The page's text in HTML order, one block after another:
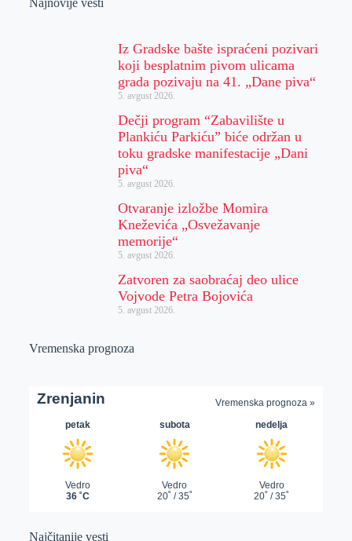
Iz Gradske bašte ispraćeni pozivari
koji besplatnim pivom ulicama
grada pozivaju na 41. „Dane piva“
5. avgust 2026.
Dečji program “Zabavilište u
Plankiću Parkiću” biće održan u
toku gradske manifestacije „Dani
piva“
5. avgust 2026.
Otvaranje izložbe Momira
Kneževića „Osvežavanje
memorije“
5. avgust 2026.
Zatvoren za saobraćaj deo ulice
Vojvode Petra Bojovića
5. avgust 2026.
Vremenska prognoza
Najčitanije vesti